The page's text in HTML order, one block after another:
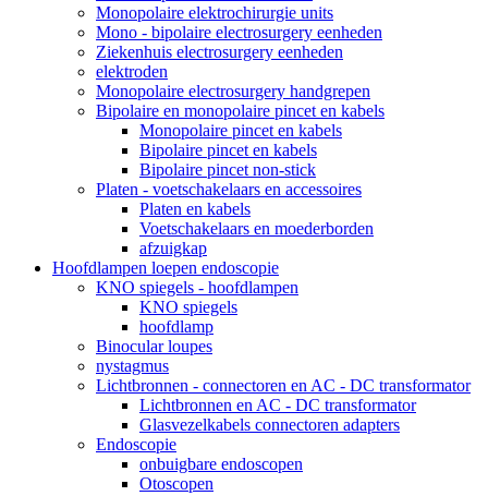
Monopolaire elektrochirurgie units
Mono - bipolaire electrosurgery eenheden
Ziekenhuis electrosurgery eenheden
elektroden
Monopolaire electrosurgery handgrepen
Bipolaire en monopolaire pincet en kabels
Monopolaire pincet en kabels
Bipolaire pincet en kabels
Bipolaire pincet non-stick
Platen - voetschakelaars en accessoires
Platen en kabels
Voetschakelaars en moederborden
afzuigkap
Hoofdlampen loepen endoscopie
KNO spiegels - hoofdlampen
KNO spiegels
hoofdlamp
Binocular loupes
nystagmus
Lichtbronnen - connectoren en AC - DC transformator
Lichtbronnen en AC - DC transformator
Glasvezelkabels connectoren adapters
Endoscopie
onbuigbare endoscopen
Otoscopen